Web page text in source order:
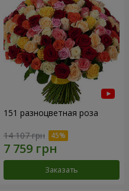
151 разноцветная роза
14 107 грн
Заказать